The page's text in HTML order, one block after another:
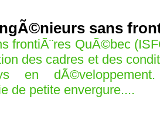
sans
frontiÃ¨res QuÃ©bec
des cadres et des
en
de petite envergure....